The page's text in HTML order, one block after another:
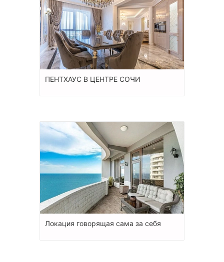
ПЕНТХАУС В ЦЕНТРЕ СОЧИ
Локация говорящая сама за себя